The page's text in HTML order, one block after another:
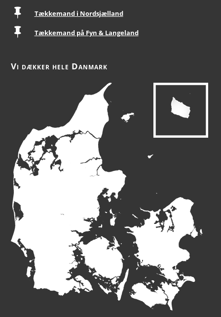
 Tækkemand i Nordsjælland
 Tækkemand på Fyn & Langeland
Vi dækker hele Danmark